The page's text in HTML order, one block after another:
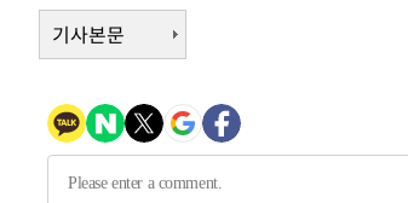
1시간 전 >선재도서 해루질 나섰다 실종 60대, 닷새
1시간 전 >남자 농구, 나고야 아시안게임서 '홈팀' 일
3시간 전 >극한폭염 한풀 꺾이지만…'낮 최고 35도'
날씨]
3시간 전 >축구협회 "압수수색·성접대 논란 사과…
4시간 전 >[속보]'압수수색·성접대 논란' 축구협회 "
기사본문